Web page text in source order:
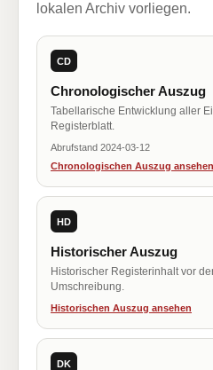
lokalen Archiv vorliegen.
CD
Chronologischer Auszug
Tabellarische Entwicklung aller
Registerblatt.
Abrufstand 2024-03-12
Chronologischen Auszug ansehen
HD
Historischer Auszug
Historischer Registerinhalt vor
Umschreibung.
Historischen Auszug ansehen
DK